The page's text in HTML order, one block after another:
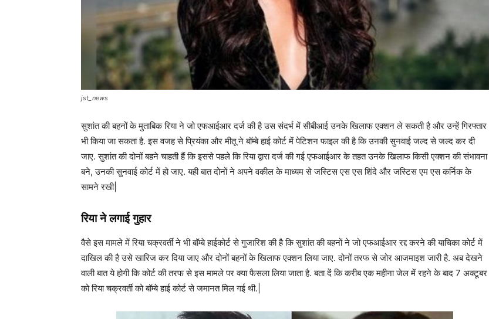
jst_news
सुशांत की बहनों के मुताबिक रिया ने जो एफआईआर दर्ज की है उस संदर्भ में सीबीआई उनके खिलाफ एक्शन ले सकती है और उन्हें गिरफ्तार
भी किया जा सकता है. इस वजह से प्रियंका और मीतू ने बॉम्बे हाई कोर्ट में पेटिशन फाइल की है कि उनकी सुनवाई जल्द से जल्द कर दी
जाए. सुशांत की दोनों बहने चाहती हैं कि इससे पहले कि रिया द्वारा दर्ज की गई एफआईआर के तहत उनके खिलाफ किसी एक्शन की संभावना
बने, उनकी सुनवाई कोर्ट में हो जाए. यही बात दोनों ने अपने वकील के माध्यम से जस्टिस एस एस शिंदे और जस्टिस एम एस कर्निक के
सामने रखी|
रिया ने लगाई गुहार
वैसे इस मामले में रिया चक्रवर्ती ने भी बॉम्‍बे हाईकोर्ट से गुजारिश की है कि सुशांत की बहनों ने जो एफआईआर रद्द करने की याचिका कोर्ट में
दाखिल की है उसे खारिज कर दिया जाए और दोनों बहनों के खिलाफ एक्शन लिया जाए. दोनों तरफ से जोर आजमाइश जारी है. अब देखने
वाली बात ये होगी कि कोर्ट की तरफ से इस मामले पर क्या फैसला लिया जाता है. बता दें कि करीब एक महीना जेल में रहने के बाद 7 अक्टूबर
को रिया चक्रवर्ती को बॉम्बे हाई कोर्ट से जमानत मिल गई थी.|